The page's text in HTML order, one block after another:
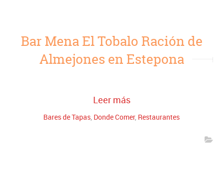
Bar Mena El Tobalo Ración de
Almejones en Estepona
Leer más
Bares de Tapas Donde Comer, Restaurantes